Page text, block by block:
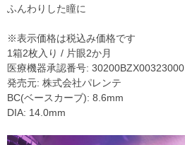
ふんわりした瞳に
※表示価格は税込み価格です
1箱2枚入り / 片眼2か月
医療機器承認番号: 30200BZX00323000
発売元: 株式会社パレンテ
BC(ベースカーブ): 8.6mm
DIA: 14.0mm